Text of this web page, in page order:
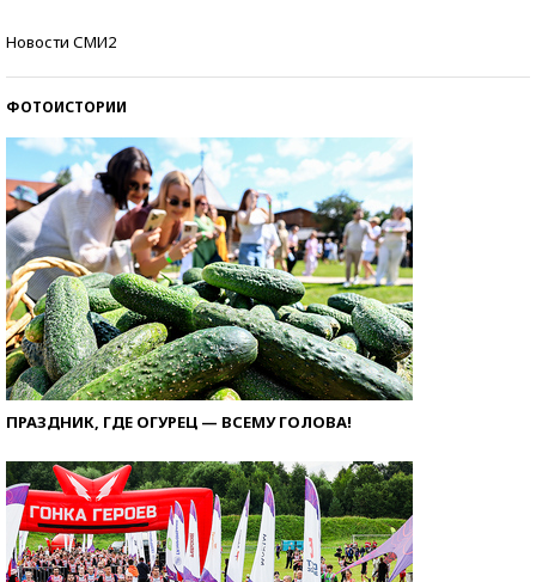
Новости СМИ2
ФОТОИСТОРИИ
ПРАЗДНИК, ГДЕ ОГУРЕЦ — ВСЕМУ ГОЛОВА!